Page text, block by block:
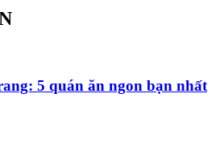
5 quán ăn ngon bạn nhất